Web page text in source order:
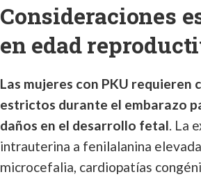
Consideraciones
en edad
Las mujeres con PKU requieren
estrictos durante el embarazo
daños en el desarrollo fetal. La
intrauterina a fenilalanina
microcefalia, cardiopatías